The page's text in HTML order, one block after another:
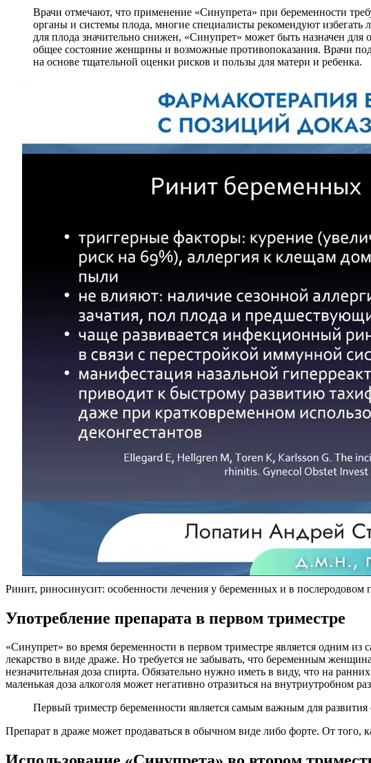
Врачи отмечают, что применение «Синупрета» при беременности
органы и системы плода, многие специалисты рекомендуют
для плода значительно снижен, «Синупрет» может быть назначен
общее состояние женщины и возможные противопоказания. Врачи
на основе тщательной оценки рисков и пользы для матери и ребенка.
Ринит, риносинусит: особенности лечения у беременных и в
Употребление препарата в первом триместре
«Синупрет» во время беременности в первом триместре является одним
лекарство в виде драже. Но требуется не забывать, что беременным
незначительная доза спирта. Обязательно нужно иметь в виду, что на
маленькая доза алкоголя может негативно отразиться на внутриутробном
Первый триместр беременности является самым важным для
Препарат в драже может продаваться в обычном виде либо форте. От того,